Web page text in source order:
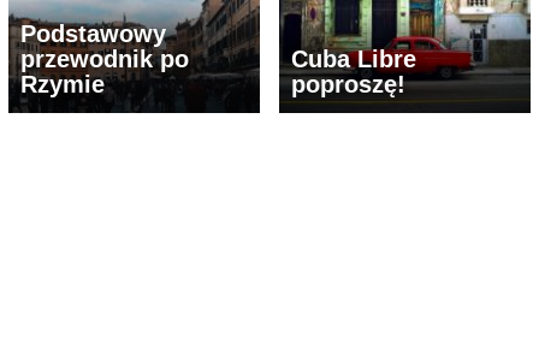
Podstawowy
przewodnik po
Rzymie
Cuba Libre
poproszę!